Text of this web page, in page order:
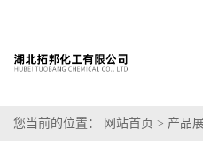
您当前的位置： 网站首页 > 产品